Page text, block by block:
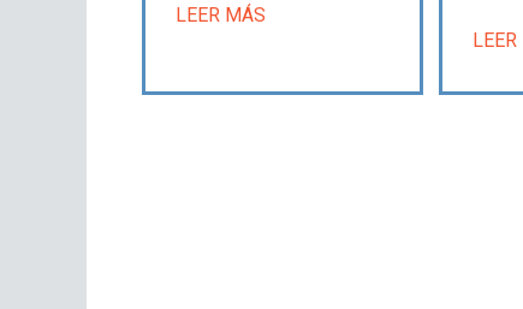
LEER MÁS